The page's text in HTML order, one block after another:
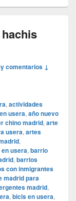
comentarios ↓
, actividades
usera, año nuevo
chino madrid, arte
usera, artes
,
usera, barrio
, barrios
con inmigrantes
madrid para
madrid,
, bicis en usera,